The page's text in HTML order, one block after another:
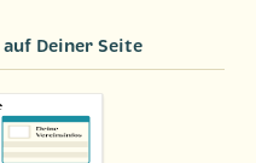
Deiner Seite